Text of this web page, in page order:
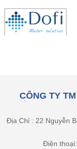
CÔNG TY
Địa Chỉ : 22 Nguyễn
Điện